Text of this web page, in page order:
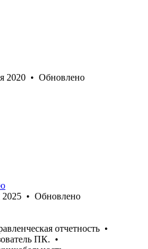
2020 • Обновлено
2025 • Обновлено
отчетность •
ПК. •